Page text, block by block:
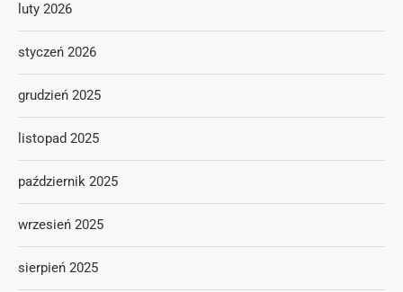
luty 2026
styczeń 2026
grudzień 2025
listopad 2025
październik 2025
wrzesień 2025
sierpień 2025